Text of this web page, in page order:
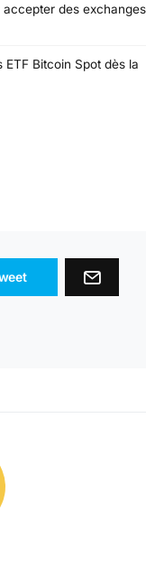
des exchanges
Bitcoin Spot dès la